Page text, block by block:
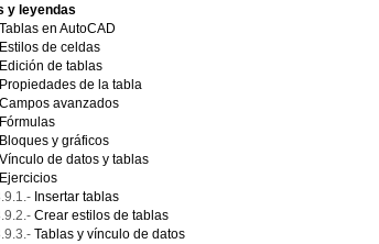
y leyendas
Tablas en AutoCAD
Estilos de celdas
Edición de tablas
Propiedades de la tabla
Campos avanzados
Fórmulas
Bloques y gráficos
Vínculo de datos y tablas
Ejercicios
Insertar tablas
Crear estilos de tablas
Tablas y vínculo de datos